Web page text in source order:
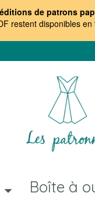
de patrons
restent disponibles
Boîte à